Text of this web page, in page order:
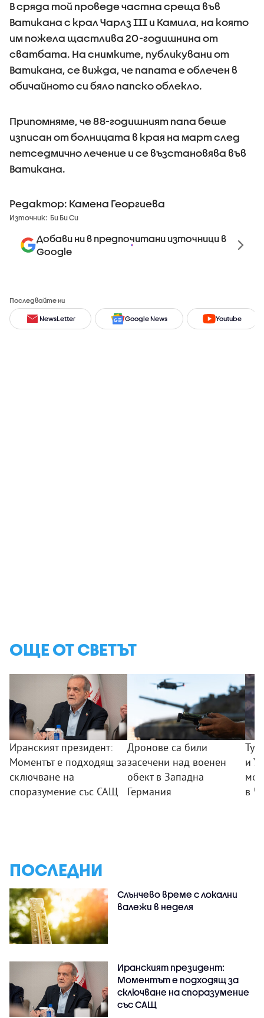
В сряда той проведе частна среща във
Ватикана с крал Чарлз III и Камила, на която
им пожела щастлива 20-годишнина от
сватбата. На снимките, публикувани от
Ватикана, се вижда, че папата е облечен в
обичайното си бяло папско облекло.
Припомняме, че 88-годишният папа беше
изписан от болницата в края на март след
петседмично лечение и се възстановява във
Ватикана.
Редактор: Камена Георгиева
Източник: Би Би Си
Добави ни в предпочитани източници в
Google
Последвайте ни
NewsLetter Google News Youtube
ОЩЕ ОТ СВЕТЪТ
Иранският президент:
Моментът е подходящ за
сключване на
споразумение със САЩ
Дронове са били
засечени над военен
обект в Западна
Германия
и
в
ПОСЛЕДНИ
Слънчево време с локални
валежи в неделя
Иранският президент:
Моментът е подходящ за
сключване на споразумение
със САЩ